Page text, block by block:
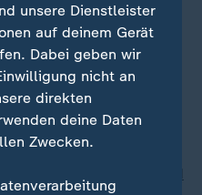
Greenpeace muss
zahlen
bei "Lanz":"Das sind
Macht ohne Grenzen?
unsere Dienstleister
auf deinem Gerät
Dabei geben wir
nicht an
direkten
deine Daten
Zwecken.